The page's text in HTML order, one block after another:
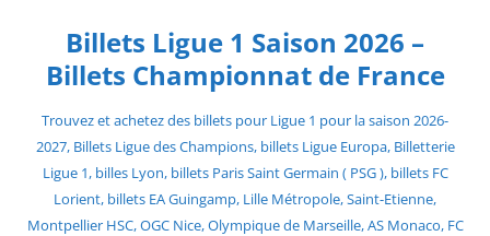
contentBillets Ligue 1 Saison 2026 –
Billets Championnat de France
Trouvez et achetez des billets pour Ligue 1 pour la saison 2026-
2027, Billets Ligue des Champions, billets Ligue Europa, Billetterie
Ligue 1, billes Lyon, billets Paris Saint Germain ( PSG ), billets FC
Lorient, billets EA Guingamp, Lille Métropole, Saint-Etienne,
Montpellier HSC, OGC Nice, Olympique de Marseille, AS Monaco, FC